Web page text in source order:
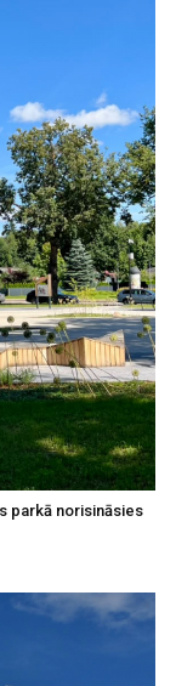
parkā norisināsies